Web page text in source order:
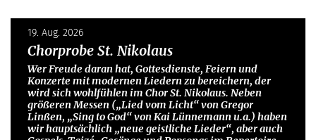
19. Aug. 2026
Chorprobe St. Nikolaus
Wer Freude daran hat, Gottesdienste, Feiern und
Konzerte mit modernen Liedern zu bereichern, der
wird sich wohlfühlen im Chor St. Nikolaus. Neben
größeren Messen („Lied vom Licht“ von Gregor
Linßen, „Sing to God“ von Kai Lünnemann u.a.) haben
wir hauptsächlich „neue geistliche Lieder“, aber auch